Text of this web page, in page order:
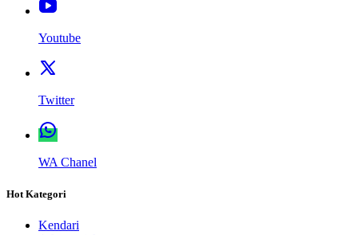
Youtube
Twitter
WA Chanel
Hot Kategori
Kendari